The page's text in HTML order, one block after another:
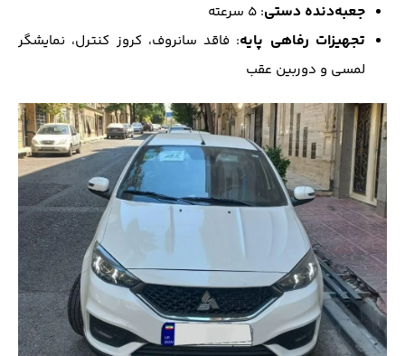
جعبه‌دنده دستی: ۵ سرعته
تجهیزات رفاهی پایه: فاقد سانروف، کروز کنترل، نمایشگر
لمسی و دوربین عقب